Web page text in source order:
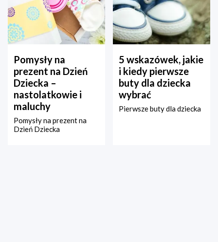
Pomysły na
prezent na Dzień
Dziecka –
nastolatkowie i
maluchy
Pomysły na prezent na
Dzień Dziecka
5 wskazówek, jakie
i kiedy pierwsze
buty dla dziecka
wybrać
Pierwsze buty dla dziecka